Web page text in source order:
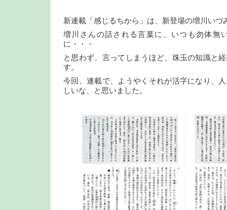
新連載「感じるちから」は、新登場の増川いづ
増川さんの話される言葉に、いつも勿体無
に・・・
と思わず、言ってしまうほど、珠玉の知識と
す。
今回、連載で、ようやくそれが活字になり、
しいな、と思いました。